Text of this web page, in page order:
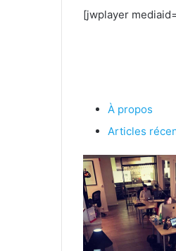
[jwplayer
À propos
Articles